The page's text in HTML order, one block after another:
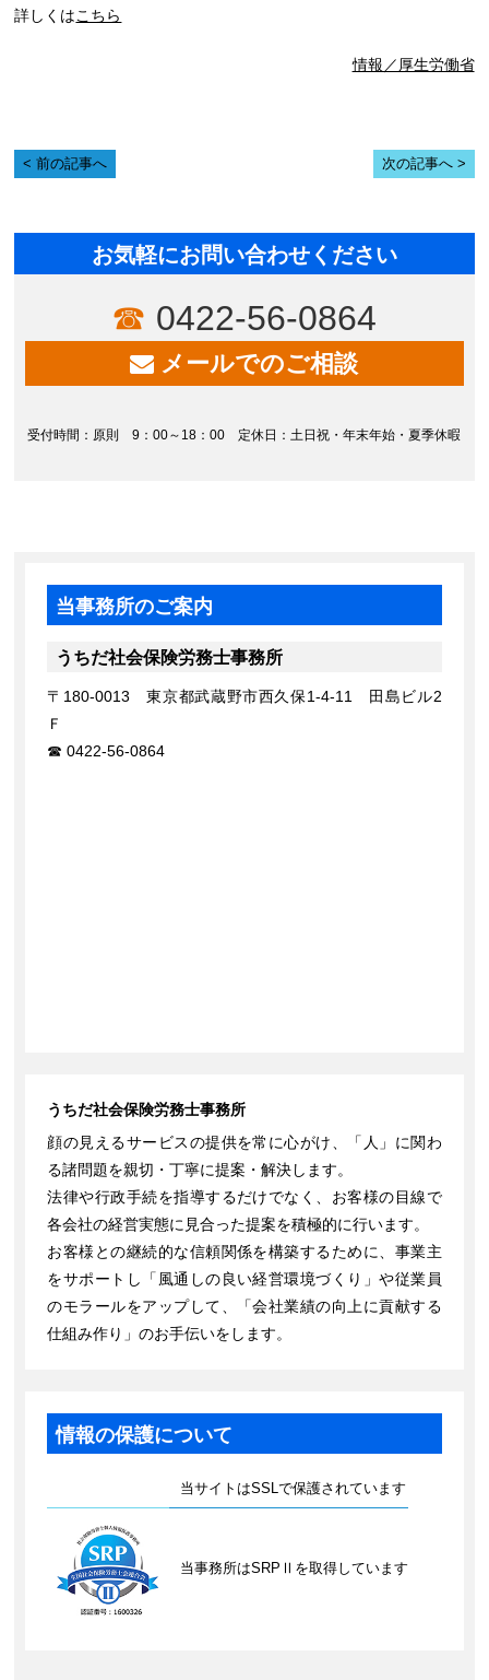
詳しくはこちら
情報／厚生労働省
前の記事へ 次の記事へ
お気軽にお問い合わせください
0422-56-0864
メールでのご相談
受付時間：原則 9：00～18：00 定休日：土日祝・年末年始・夏季休暇
当事務所のご案内
うちだ社会保険労務士事務所
〒180-0013 東京都武蔵野市西久保1-4-11 田島ビル2
Ｆ
0422-56-0864
うちだ社会保険労務士事務所
顔の見えるサービスの提供を常に心がけ、「人」に関わ
る諸問題を親切・丁寧に提案・解決します。
法律や行政手続を指導するだけでなく、お客様の目線で
各会社の経営実態に見合った提案を積極的に行います。
お客様との継続的な信頼関係を構築するために、事業主
をサポートし「風通しの良い経営環境づくり」や従業員
のモラールをアップして、「会社業績の向上に貢献する
仕組み作り」のお手伝いをします。
情報の保護について
当サイトはSSLで保護されています
当事務所はSRPⅡを取得しています